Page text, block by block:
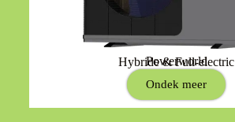
Powerworld
Hybride & Full-electric
Ondek meer